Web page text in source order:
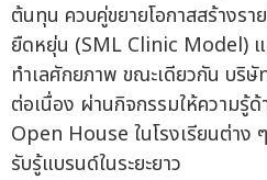
ต้นทุน ควบคู่ขยายโอกาสสร้างร
ยืดหยุ่น (SML Clinic Model) แ
ทำเลศักยภาพ ขณะเดียวกัน บริ
ต่อเนื่อง ผ่านกิจกรรมให้ความรู้
Open House ในโรงเรียนต่าง
รับรู้แบรนด์ในระยะยาว